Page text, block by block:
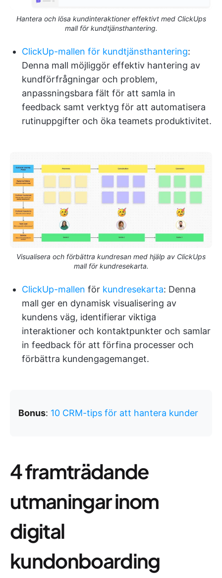
Hantera och lösa kundinteraktioner effektivt med ClickUps
mall för kundtjänsthantering.
ClickUp-mallen för kundtjänsthantering:
Denna mall möjliggör effektiv hantering av
kundförfrågningar och problem,
anpassningsbara fält för att samla in
feedback samt verktyg för att automatisera
rutinuppgifter och öka teamets produktivitet.
Visualisera och förbättra kundresan med hjälp av ClickUps
mall för kundresekarta.
ClickUp-mallen för kundresekarta: Denna
mall ger en dynamisk visualisering av
kundens väg, identifierar viktiga
interaktioner och kontaktpunkter och samlar
in feedback för att förfina processer och
förbättra kundengagemanget.
Bonus: 10 CRM-tips för att hantera kunder
4 framträdande
utmaningar inom
digital
kundonboarding